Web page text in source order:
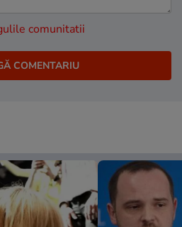
comunitatii